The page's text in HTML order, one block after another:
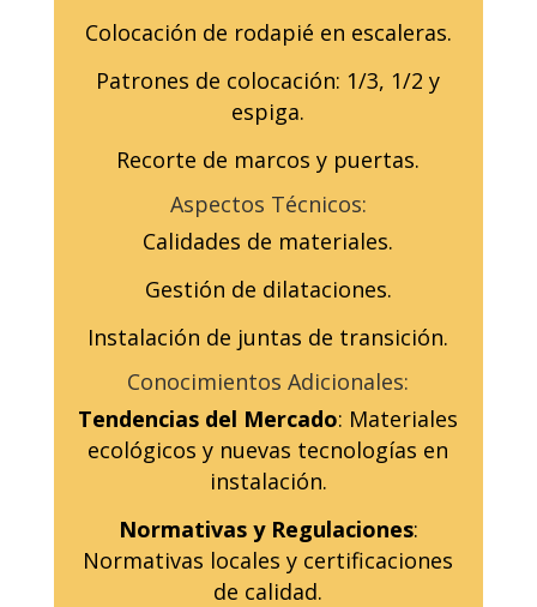
Colocación de rodapié en escaleras.
Patrones de colocación: 1/3, 1/2 y
espiga.
Recorte de marcos y puertas.
Aspectos Técnicos:
Calidades de materiales.
Gestión de dilataciones.
Instalación de juntas de transición.
Conocimientos Adicionales:
Tendencias del Mercado: Materiales
ecológicos y nuevas tecnologías en
instalación.
Normativas y Regulaciones:
Normativas locales y certificaciones
de calidad.